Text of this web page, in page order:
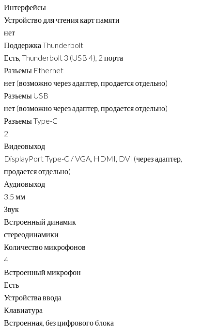
Интерфейсы
Устройство для чтения карт памяти
нет
Поддержка Thunderbolt
Есть, Thunderbolt 3 (USB 4), 2 порта
Разъемы Ethernet
нет (возможно через адаптер, продается отдельно)
Разъемы USB
нет (возможно через адаптер, продается отдельно)
Разъемы Type-C
2
Видеовыход
DisplayPort Type-C / VGA, HDMI, DVI (через адаптер,
продается отдельно)
Аудиовыход
3.5 мм
Звук
Встроенный динамик
стереодинамики
Количество микрофонов
4
Встроенный микрофон
Есть
Устройства ввода
Клавиатура
Встроенная, без цифрового блока